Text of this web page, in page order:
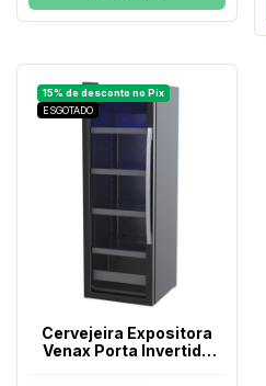
ESGOTADO
Cervejeira Expositora
Venax Porta Invertida